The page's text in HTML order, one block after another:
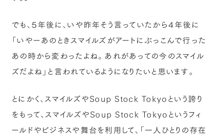
でも、５年後に、いや昨年そう言っていたから４年後に
「いやーあのときスマイルズがアートにぶっこんで行った
あの時から変わったよね。あれがあっての今のスマイル
ズだよね」と言われているようになりたいと思います。
とにかく、スマイルズやSoup Stock Tokyoという誇り
をもって、スマイルズやSoup Stock Tokyoというフィ
ールドやビジネスや舞台を利用して、「一人ひとりの存在